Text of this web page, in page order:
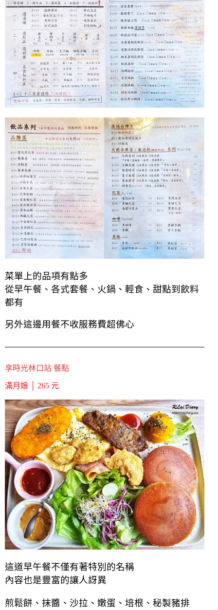
菜單上的品項有點多
從早午餐、各式套餐、火鍋、輕食、甜點到飲料
都有
另外這邊用餐不收服務費超佛心
享時光林口站 餐點
滿月娘 │ 265 元
這道早午餐不僅有著特別的名稱
內容也是豐富的讓人訝異
煎鬆餅、抹醬、沙拉、嫩蛋、培根、秘製豬排